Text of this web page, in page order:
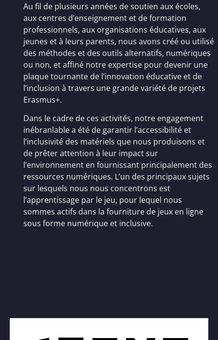
Au fil de plusieurs années de soutien aux écoles,
aux centres d’enseignement et de formation
professionnels, aux organisations éducatives, aux
jeunes et à leurs parents, nous avons créé ou utilisé
des méthodes et des outils alternatifs, numériques
ou non, et affiné notre expertise pour devenir une
plaque tournante de l’innovation éducative et de
l’inclusion à travers une grande variété de projets
Erasmus+.
Dans le cadre de ces activités, notre engagement
inébranlable a été de garantir l’accessibilité et
l’inclusivité des matériels que nous produisons et
de prêter attention à leur impact sur
l’environnement en fournissant principalement des
ressources numériques. L’un des principaux sujets
sur lesquels nous nous concentrons est
l’apprentissage par le jeu, pour lequel nous
sommes actifs dans la fourniture de jeux en ligne
sous forme numérique et inclusive.